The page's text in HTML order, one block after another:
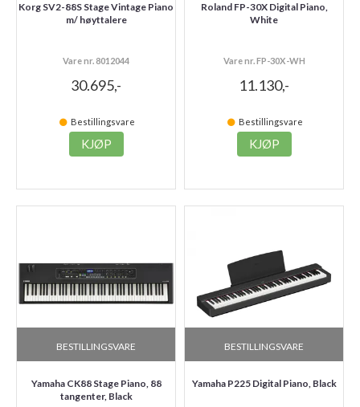
Korg SV2-88S Stage Vintage Piano
m/ høyttalere
Vare nr. 8012044
30.695,-
Bestillingsvare
KJØP
Roland FP-30X Digital Piano,
White
Vare nr. FP-30X-WH
11.130,-
Bestillingsvare
KJØP
BESTILLINGSVARE
Yamaha CK88 Stage Piano, 88
tangenter, Black
BESTILLINGSVARE
Yamaha P225 Digital Piano, Black